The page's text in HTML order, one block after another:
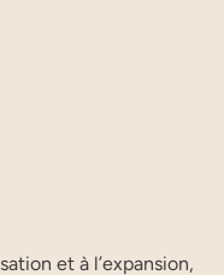
et à l’expansion,